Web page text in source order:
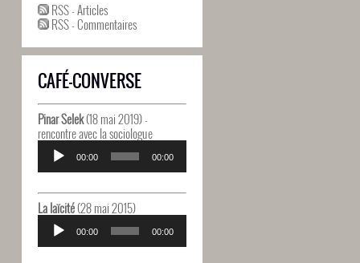
RSS - Articles
RSS - Commentaires
CAFÉ-CONVERSE
Pinar Selek(18 mai 2019) -
rencontre avec la sociologue
Lecteur
audio
00:00 00:00
La laïcité(28 mai 2015)
Lecteur
audio
00:00 00:00